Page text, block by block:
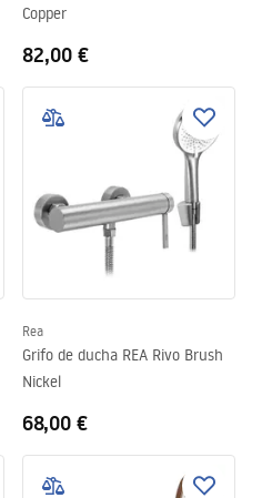
Copper
82,00 €
Rea
Grifo de ducha REA Rivo Brush
Nickel
68,00 €